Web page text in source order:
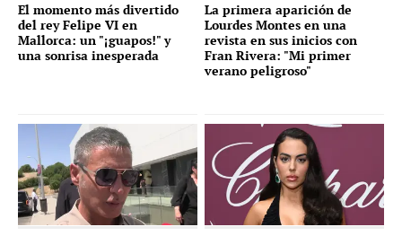
El momento más divertido
del rey Felipe VI en
Mallorca: un "¡guapos!" y
una sonrisa inesperada
La primera aparición de
Lourdes Montes en una
revista en sus inicios con
Fran Rivera: "Mi primer
verano peligroso"